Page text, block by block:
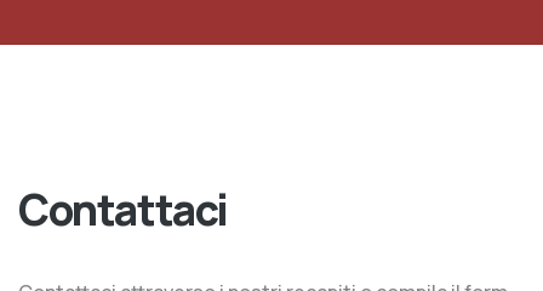
Contattaci